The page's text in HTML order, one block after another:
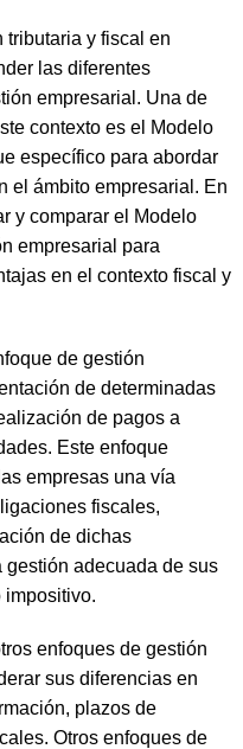
tributaria y fiscal en
las diferentes
empresarial. Una de
contexto es el Modelo
específico para abordar
el ámbito empresarial. En
y comparar el Modelo
empresarial para
en el contexto fiscal y
de gestión
de determinadas
de pagos a
Este enfoque
empresas una vía
fiscales,
de dichas
adecuada de sus
impositivo.
enfoques de gestión
sus diferencias en
plazos de
Otros enfoques de